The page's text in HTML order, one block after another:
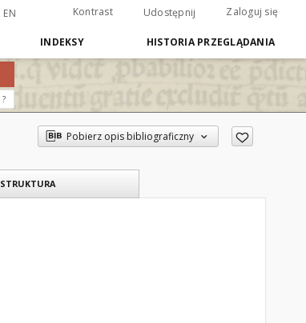
EN Kontrast Udostępnij Zaloguj się
INDEKSY HISTORIA PRZEGLĄDANIA
?
Pobierz opis bibliograficzny
STRUKTURA